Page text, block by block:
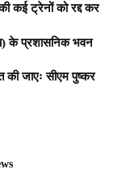
कई ट्रेनों को रद्द कर
के प्रशासनिक भवन
की जाएः सीएम पुष्कर